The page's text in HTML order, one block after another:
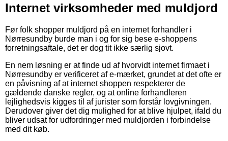
Internet virksomheder med muldjord
Før folk shopper muldjord på en internet forhandler i
Nørresundby burde man i og for sig bese e-shoppens
forretningsaftale, det er dog tit ikke særlig sjovt.
En nem løsning er at finde ud af hvorvidt internet firmaet i
Nørresundby er verificeret af e-mærket, grundet at det ofte er
en påvisning af at internet shoppen respekterer de
gældende danske regler, og at online forhandleren
lejlighedsvis kigges til af jurister som forstår lovgivningen.
Derudover giver det dig mulighed for at blive hjulpet, ifald du
bliver udsat for udfordringer med muldjorden i forbindelse
med dit køb.